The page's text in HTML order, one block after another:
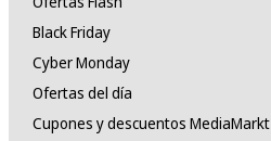
Black Friday
Cyber Monday
Ofertas del día
Cupones y descuentos MediaMarkt